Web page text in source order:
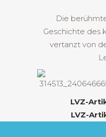
Die
Geschichte des
vertanzt von
LVZ-
LVZ-